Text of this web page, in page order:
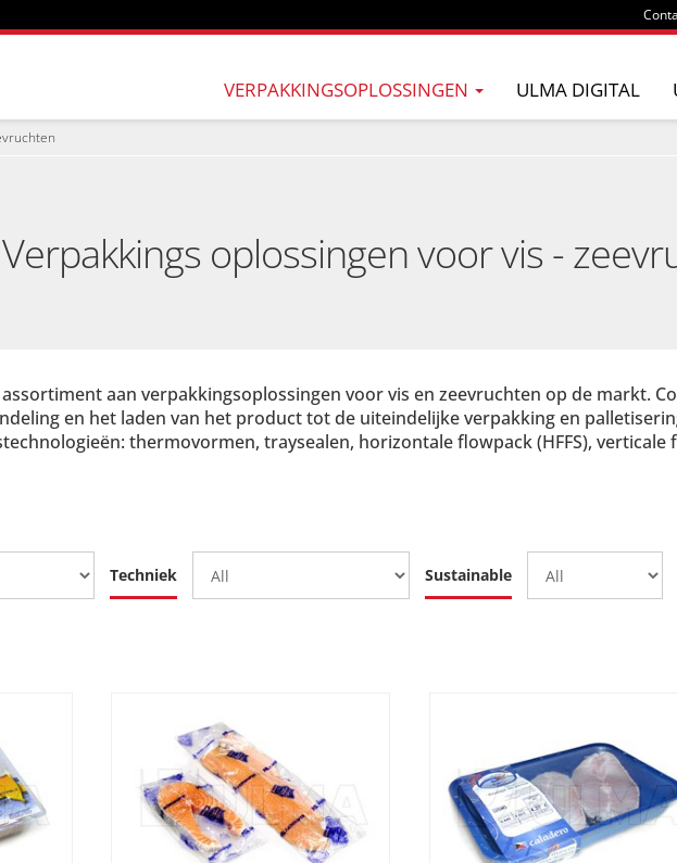
VERPAKKINGSOPLOSSINGEN ULMA DIGITAL
Verpakkings oplossingen voor vis -
aan verpakkingsoplossingen voor vis en zeevruchten op de markt.
en het laden van het product tot de uiteindelijke verpakking en
thermovormen, traysealen, horizontale flowpack (HFFS), verticale
Techniek Sustainable